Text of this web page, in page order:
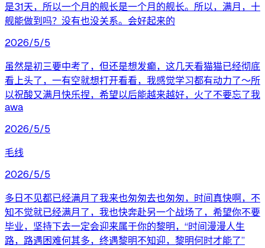
是31天，所以一个月的舰长是一个月的舰长。所以，满月，十
舰能做到吗？没有也没关系。会好起来的
2026/5/5
虽然是初三要中考了，但还是想发癫，这几天看猫猫已经彻底
看上头了，一有空就想打开看看，我感觉学习都有动力了～所
以祝酸又满月快乐捏，希望以后能越来越好，火了不要忘了我
awa
2026/5/5
毛线
2026/5/5
多日不见都已经满月了我来也匆匆去也匆匆，时间真快啊，不
知不觉就已经满月了，我也快奔赴另一个战场了，希望你不要
毕业，坚持下去一定会迎来属于你的黎明，“时间漫漫人生
路，路遇困难何其多，终遇黎明不知迎，黎明何时才能了”